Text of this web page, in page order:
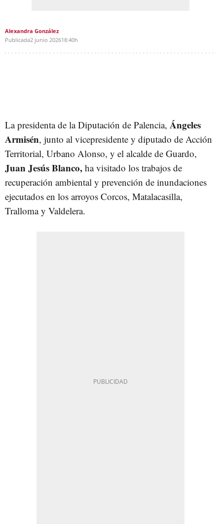
Alexandra González
Publicada2 junio 202618:40h
La presidenta de la Diputación de Palencia, Ángeles
Armisén, junto al vicepresidente y diputado de Acción
Territorial, Urbano Alonso, y el alcalde de Guardo,
Juan Jesús Blanco, ha visitado los trabajos de
recuperación ambiental y prevención de inundaciones
ejecutados en los arroyos Corcos, Matalacasilla,
Tralloma y Valdelera.